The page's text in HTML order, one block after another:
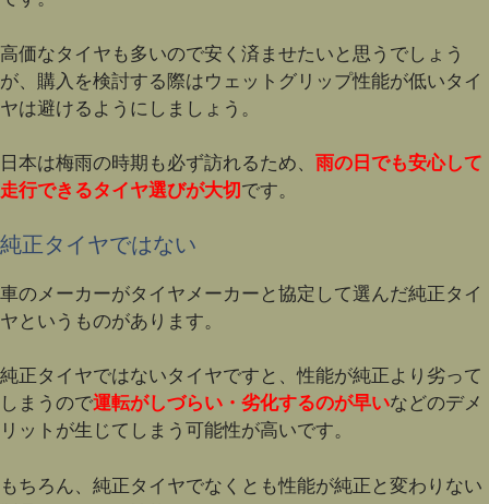
高価なタイヤも多いので安く済ませたいと思うでしょう
が、購入を検討する際はウェットグリップ性能が低いタイ
ヤは避けるようにしましょう。
日本は梅雨の時期も必ず訪れるため、 雨の日でも安心して
走行できるタイヤ選びが大切です。
純正タイヤではない
車のメーカーがタイヤメーカーと協定して選んだ純正タイ
ヤというものがあります。
純正タイヤではないタイヤですと、性能が純正より劣って
しまうので運転がしづらい・劣化するのが早いなどのデメ
リットが生じてしまう可能性が高いです。
もちろん、純正タイヤでなくとも性能が純正と変わりない